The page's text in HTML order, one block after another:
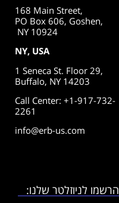
168 Main Street,
PO Box 606, Goshen,
NY 10924
NY, USA
1 Seneca St. Floor 29,
Buffalo, NY 14203
Call Center: +1-917-732-
2261
info@erb-us.com
הרשמו לניוזלטר שלנו: